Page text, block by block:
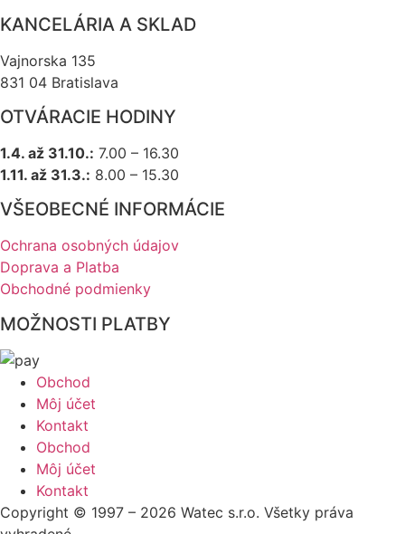
KANCELÁRIA A SKLAD
Vajnorska 135
831 04 Bratislava
OTVÁRACIE HODINY
1.4. až 31.10.: 7.00 – 16.30
1.11. až 31.3.: 8.00 – 15.30
VŠEOBECNÉ INFORMÁCIE
Ochrana osobných údajov
Doprava a Platba
Obchodné podmienky
MOŽNOSTI PLATBY
Obchod
Môj účet
Kontakt
Obchod
Môj účet
Kontakt
Copyright © 1997 – 2026 Watec s.r.o. Všetky práva